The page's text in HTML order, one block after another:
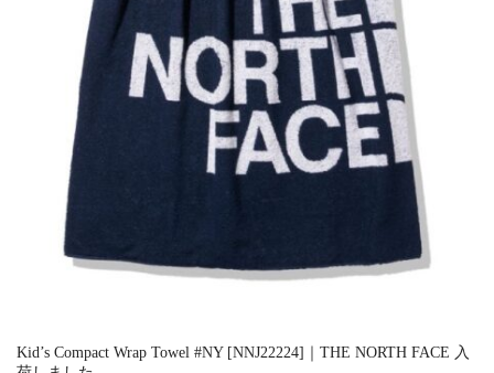
Kid’s Compact Wrap Towel #NY [NNJ22224]｜THE NORTH FACE 入